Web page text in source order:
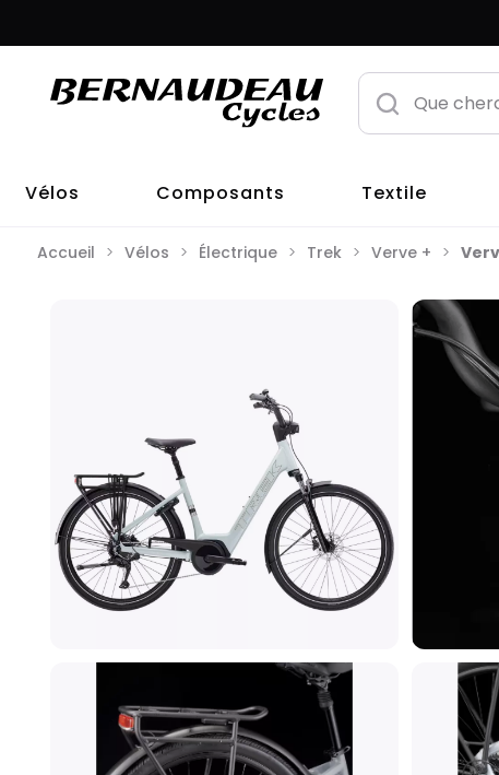
Vélos Composants Textile
Accueil Vélos Électrique Trek Verve +